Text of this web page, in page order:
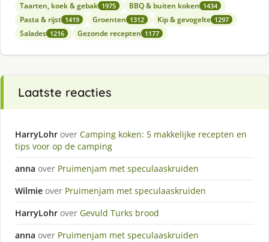
Taarten, koek & gebak 1975 BBQ & buiten koken 1434
Pasta & rijst 1419 Groenten 1312 Kip & gevogelte 1297
Salades 1216 Gezonde recepten 1177
Laatste reacties
HarryLohr over Camping koken: 5 makkelijke recepten en
tips voor op de camping
anna over Pruimenjam met speculaaskruiden
Wilmie over Pruimenjam met speculaaskruiden
HarryLohr over Gevuld Turks brood
anna over Pruimenjam met speculaaskruiden